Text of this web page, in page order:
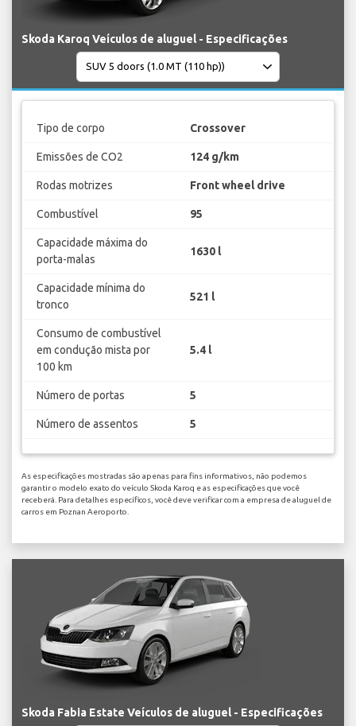
Skoda Karoq Veículos de aluguel - Especificações
Tipo de corpo Crossover
Emissões de CO2 124 g/km
Rodas motrizes Front wheel drive
Combustível 95
Capacidade máxima do
porta-malas
1630 l
Capacidade mínima do
tronco
521 l
Consumo de combustível
em condução mista por
100 km
5.4 l
Número de portas 5
Número de assentos 5
As especificações mostradas são apenas para fins informativos, não podemos
garantir o modelo exato do veículo Skoda Karoq e as especificações que você
receberá. Para detalhes específicos, você deve verificar com a empresa de aluguel de
carros em Poznan Aeroporto.
Skoda Fabia Estate Veículos de aluguel - Especificações